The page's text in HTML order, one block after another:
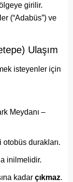
girilir.
(“Adabüs”) ve
Ulaşım
isteyenler için
Meydanı –
otobüs durakları.
inilmelidir.
kadar çıkmaz.